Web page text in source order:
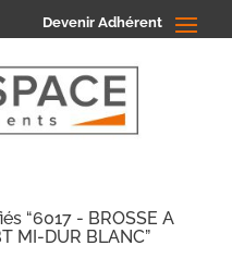
Devenir Adhérent
“6017 - BROSSE A
MI-DUR BLANC”